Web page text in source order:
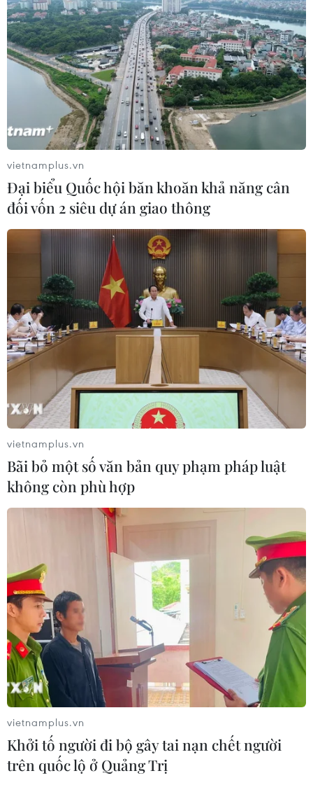
vietnamplus.vn
Đại biểu Quốc hội băn khoăn khả năng cân
đối vốn 2 siêu dự án giao thông
vietnamplus.vn
Bãi bỏ một số văn bản quy phạm pháp luật
không còn phù hợp
vietnamplus.vn
Khởi tố người đi bộ gây tai nạn chết người
trên quốc lộ ở Quảng Trị